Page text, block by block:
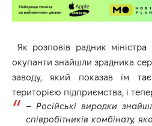
Як розповів радник
окупанти знайшли зрадника
заводу, який показав їм
територією підприємства, і
– Російські виродки
співробітників комбінату,